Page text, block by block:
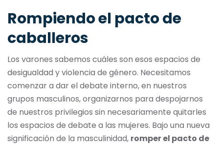
Rompiendo el pacto de
caballeros
Los varones sabemos cuáles son esos espacios de
desigualdad y violencia de género. Necesitamos
comenzar a dar el debate interno, en nuestros
grupos masculinos, organizarnos para despojarnos
de nuestros privilegios sin necesariamente quitarles
los espacios de debate a las mujeres. Bajo una nueva
significación de la masculinidad, romper el pacto de